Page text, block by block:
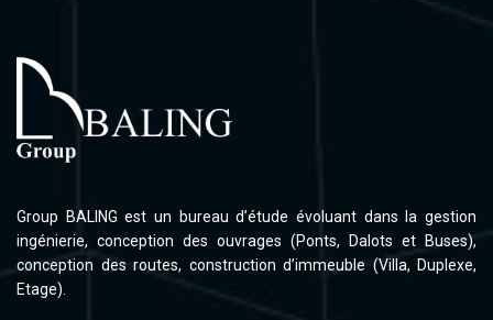
Group BALING est un bureau d’étude évoluant dans la gestion
ingénierie, conception des ouvrages (Ponts, Dalots et Buses),
conception des routes, construction d’immeuble (Villa, Duplexe,
Etage).